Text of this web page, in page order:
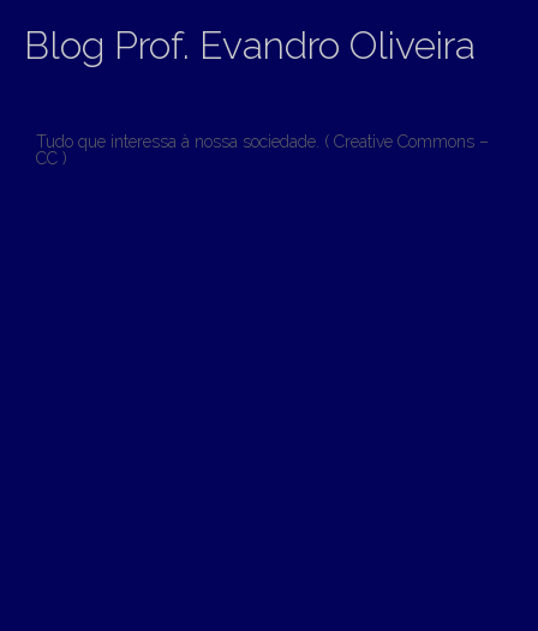
Blog Prof. Evandro Oliveira
Tudo que interessa à nossa sociedade. ( Creative Commons –
CC )